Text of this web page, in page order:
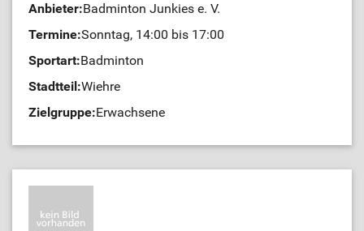
Anbieter:Badminton Junkies e. V.
Termine:Sonntag, 14:00 bis 17:00
Sportart:Badminton
Stadtteil:Wiehre
Zielgruppe:Erwachsene